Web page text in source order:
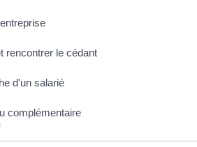
rencontrer le cédant
d'un salarié
complémentaire